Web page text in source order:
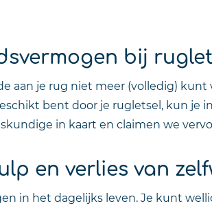
bij
aan je rug niet meer (volledig)
bent door je rugletsel, kun je
in kaart en claimen we
en verlies van
in het dagelijks leven. Je kunt